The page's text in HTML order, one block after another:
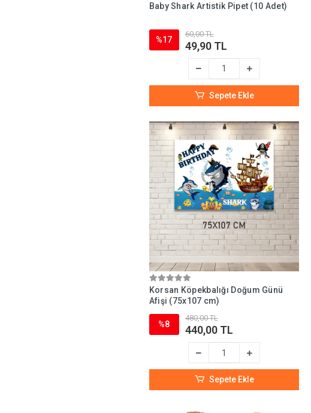
Baby Shark Artistik Pipet (10 Adet)
%17
60,00 TL
49,90 TL
Sepete Ekle
Korsan Köpekbalığı Doğum Günü
Afişi (75x107 cm)
%8
480,00 TL
440,00 TL
Sepete Ekle